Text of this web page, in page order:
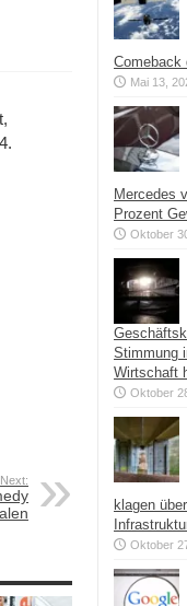
Next:
Comeback
Mai 13,
Mercedes
Prozent
Oktober
Stimmung
Wirtschaft
Oktober
klagen
Oktober